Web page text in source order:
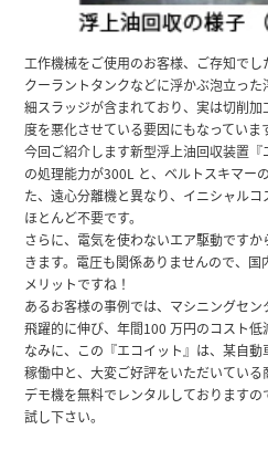
工作機械をご使用のお客様、ご存知でし
クーラントタンクなどに浮かぶ泡立っ
細スラッジが含まれており、実は切削
度を悪化させている要因にもなっていま
今回ご紹介します新型浮上油回収装置
の処理能力が300L と、ベルトスキマー
た、遠心分離機と異なり、イニシャル
ほとんど不要です。
さらに、電気を使わないエア駆動です
きます。電圧も関係ありませんので、
メリットですね！
あるお客様の事例では、マシニングセ
飛躍的に伸び、年間100 万円のコスト
なみに、この『エコイット』は、某自
稼働中と、大変ご好評をいただいている
デモ機を無料でレンタルしております
試し下さい。